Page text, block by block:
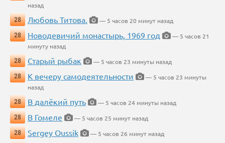
назад
28
Любовь Титова.
— 5 часов 20 минут назад
28
Новодевичий монастырь, 1969 год
— 5 часов 21
минуту назад
28
Старый рыбак
— 5 часов 23 минуты назад
28
К вечеру самодеятельности
— 5 часов 23 минуты
назад
28
В далёкий путь
— 5 часов 24 минуты назад
28
В Гомеле
— 5 часов 25 минут назад
28
Sergey Oussik
— 5 часов 26 минут назад